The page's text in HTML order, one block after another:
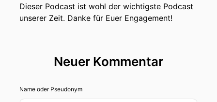
Dieser Podcast ist wohl der wichtigste Podcast
unserer Zeit. Danke für Euer Engagement!
Neuer Kommentar
Name oder Pseudonym